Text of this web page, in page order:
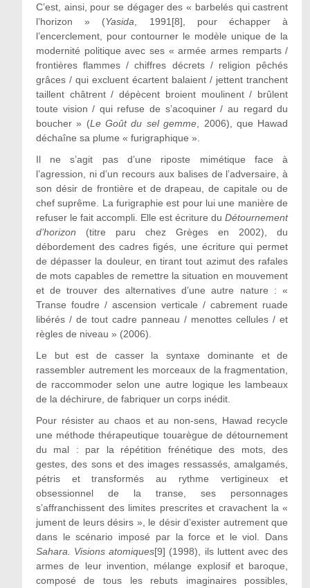
C’est, ainsi, pour se dégager des « barbelés qui castrent
l’horizon » (Yasida , 1991[8], pour échapper à
l’encerclement, pour contourner le modèle unique de la
modernité politique avec ses « armée armes remparts /
frontières flammes / chiffres décrets / religion pêchés
grâces / qui excluent écartent balaient / jettent tranchent
taillent châtrent / dépècent broient moulinent / brûlent
toute vision / qui refuse de s’acoquiner / au regard du
boucher » (Le Goût du sel gemme , 2006), que Hawad
déchaîne sa plume « furigraphique ».
Il ne s’agit pas d’une riposte mimétique face à
l’agression, ni d’un recours aux balises de l’adversaire, à
son désir de frontière et de drapeau, de capitale ou de
chef suprême. La furigraphie est pour lui une manière de
refuser le fait accompli. Elle est écriture duDétournement
d’horizon (titre paru chez Grèges en 2002), du
débordement des cadres figés, une écriture qui permet
de dépasser la douleur, en tirant tout azimut des rafales
de mots capables de remettre la situation en mouvement
et de trouver des alternatives d’une autre nature : «
Transe foudre / ascension verticale / cabrement ruade
libérés / de tout cadre panneau / menottes cellules / et
règles de niveau » (2006).
Le but est de casser la syntaxe dominante et de
rassembler autrement les morceaux de la fragmentation,
de raccommoder selon une autre logique les lambeaux
de la déchirure, de fabriquer un corps inédit.
Pour résister au chaos et au non-sens, Hawad recycle
une méthode thérapeutique touarègue de détournement
du mal : par la répétition frénétique des mots, des
gestes, des sons et des images ressassés, amalgamés,
pétris et transformés au rythme vertigineux et
obsessionnel de la transe, ses personnages
s’affranchissent des limites prescrites et cravachent la «
jument de leurs désirs », le désir d’exister autrement que
dans le scénario imposé par la force et le viol. Dans
Sahara. Visions atomiques[9] (1998), ils luttent avec des
armes de leur invention, mélange explosif et baroque,
composé de tous les rebuts imaginaires possibles,